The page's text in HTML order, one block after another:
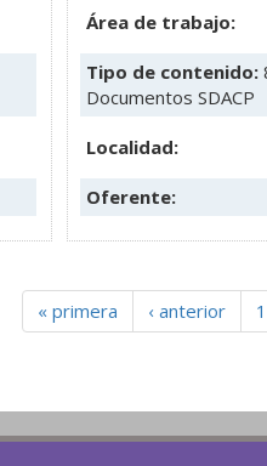
Área de trabajo:
Tipo de contenido:
Documentos SDACP
Localidad:
Oferente:
« primera ‹ anterior 1